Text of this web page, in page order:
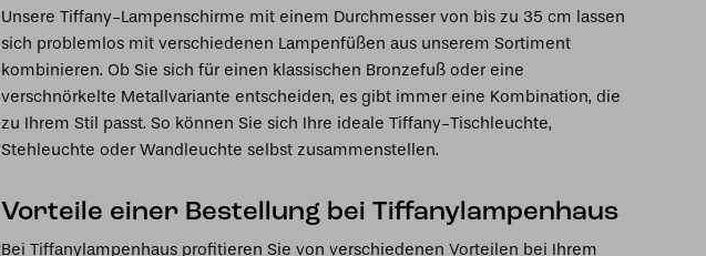
Unsere Tiffany-Lampenschirme mit einem Durchmesser von bis zu 35 cm lassen
sich problemlos mit verschiedenen Lampenfüßen aus unserem Sortiment
kombinieren. Ob Sie sich für einen klassischen Bronzefuß oder eine
verschnörkelte Metallvariante entscheiden, es gibt immer eine Kombination, die
zu Ihrem Stil passt. So können Sie sich Ihre ideale Tiffany-Tischleuchte,
Stehleuchte oder Wandleuchte selbst zusammenstellen.
Vorteile einer Bestellung bei Tiffanylampenhaus
Bei Tiffanylampenhaus profitieren Sie von verschiedenen Vorteilen bei Ihrem